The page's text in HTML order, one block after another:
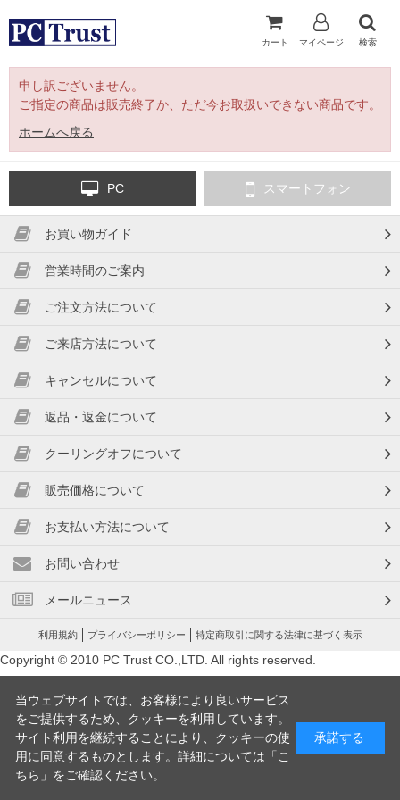
カート マイページ 検索
申し訳ございません。
ご指定の商品は販売終了か、ただ今お取扱いできない商品です。
ホームへ戻る
PC スマートフォン
お買い物ガイド
営業時間のご案内
ご注文方法について
ご来店方法について
キャンセルについて
返品・返金について
クーリングオフについて
販売価格について
お支払い方法について
お問い合わせ
メールニュース
利用規約 プライバシーポリシー 特定商取引に関する法律に基づく表示
Copyright © 2010 PC Trust CO.,LTD. All rights reserved.
当ウェブサイトでは、お客様により良いサービス
をご提供するため、クッキーを利用しています。
サイト利用を継続することにより、クッキーの使
用に同意するものとします。詳細については「 こ
ちら 」をご確認ください。
承諾する